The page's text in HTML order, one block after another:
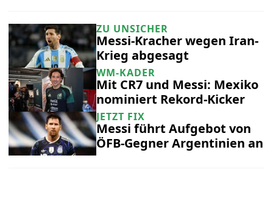
ZU UNSICHER
Messi-Kracher wegen Iran-
Krieg abgesagt
WM-KADER
Mit CR7 und Messi: Mexiko
nominiert Rekord-Kicker
JETZT FIX
Messi führt Aufgebot von
ÖFB-Gegner Argentinien an